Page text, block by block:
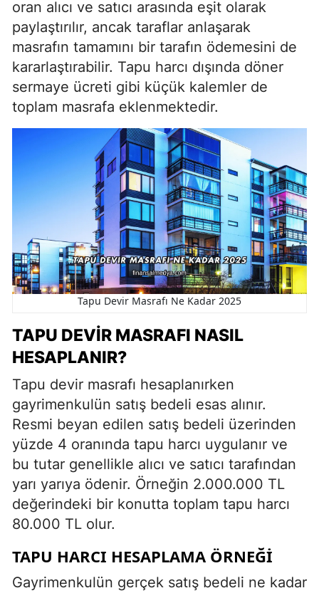
oran alıcı ve satıcı arasında eşit olarak
paylaştırılır, ancak taraflar anlaşarak
masrafın tamamını bir tarafın ödemesini de
kararlaştırabilir. Tapu harcı dışında döner
sermaye ücreti gibi küçük kalemler de
toplam masrafa eklenmektedir.
Tapu Devir Masrafı Ne Kadar 2025
TAPU DEVIR MASRAFI NASIL
HESAPLANIR?
Tapu devir masrafı hesaplanırken
gayrimenkulün satış bedeli esas alınır.
Resmi beyan edilen satış bedeli üzerinden
yüzde 4 oranında tapu harcı uygulanır ve
bu tutar genellikle alıcı ve satıcı tarafından
yarı yarıya ödenir. Örneğin 2.000.000 TL
değerindeki bir konutta toplam tapu harcı
80.000 TL olur.
TAPU HARCI HESAPLAMA ÖRNEĞI
Gayrimenkulün gerçek satış bedeli ne kadar